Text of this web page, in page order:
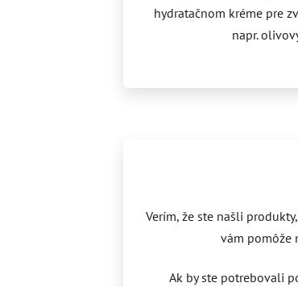
hydratačnom kréme pre
napr.
Verím, že ste našli
vám pomôže
Ak by ste potrebovali